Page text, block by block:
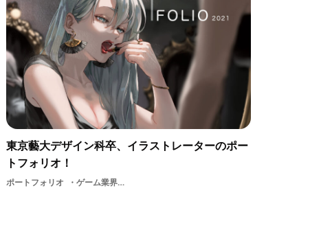
東京藝大デザイン科卒、イラストレーターのポー
トフォリオ！
ポートフォリオ ゲーム業界イラストレーター2Dデザイナー